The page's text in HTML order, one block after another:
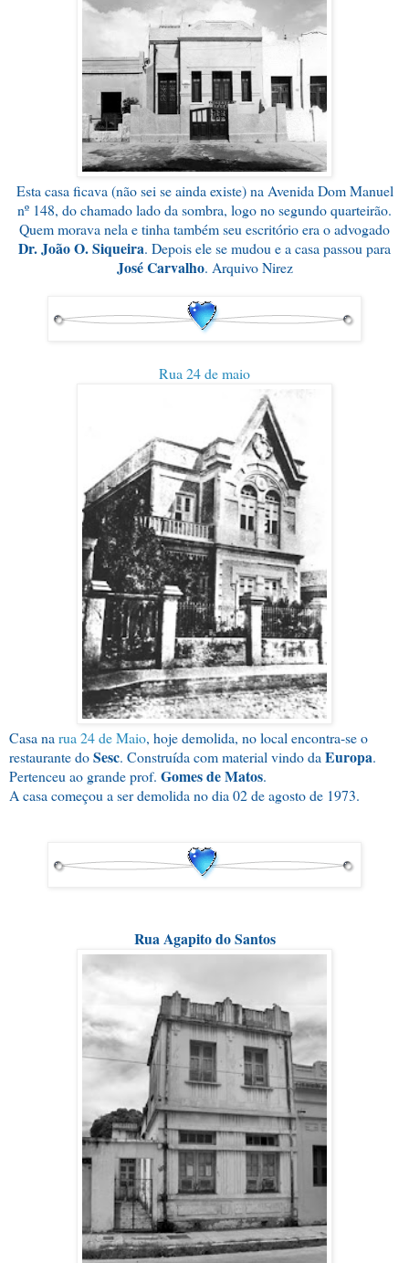
Esta casa ficava (não sei se ainda existe) na Avenida Dom Manuel
nº 148, do chamado lado da sombra, logo no segundo quarteirão.
Quem morava nela e tinha também seu escritório era o advogado
Dr. João O. Siqueira. Depois ele se mudou e a casa passou para
José Carvalho. Arquivo Nirez
Rua 24 de maio
Casa na rua 24 de Maio, hoje demolida, no local encontra-se o
restaurante doSesc. Construída com material vindo da Europa.
Pertenceu ao grande prof. Gomes de Matos.
A casa começou a ser demolida no dia 02 de agosto de 1973.
Rua Agapito do Santos